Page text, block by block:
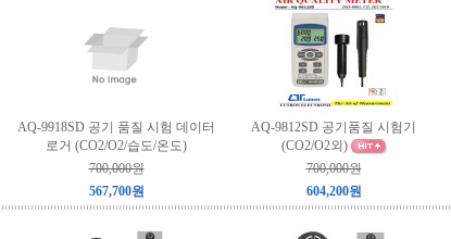
AQ-9918SD 공기 품질 시험 데이터
로거 (CO2/O2/습도/온도)
700,000원
567,700원
AQ-9812SD 공기품질 시험기
(CO2/O2외)
700,000원
604,200원